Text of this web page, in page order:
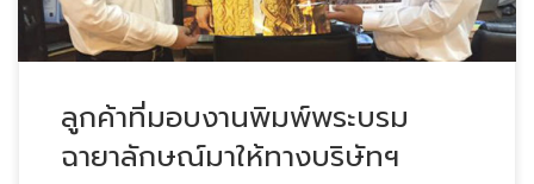
ลูกค้าที่มอบงานพิมพ์พระบรม
ฉายาลักษณ์มาให้ทางบริษัทฯ